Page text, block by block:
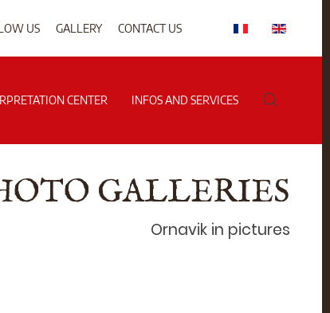
US GALLERY CONTACT US
CENTER INFOS AND SERVICES
GALLERIES
Ornavik in pictures